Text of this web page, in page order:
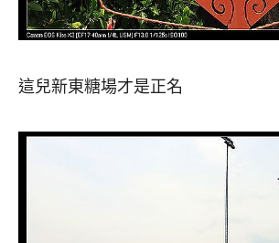
這兒新東糖場才是正名